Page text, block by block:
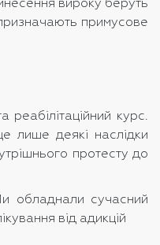
вироку беруть
примусове
курс.
лише деякі наслідки
протесту до
обладнали сучасний
від адикцій